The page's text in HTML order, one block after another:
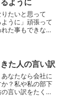
たいと思って
ように」頑張って
た事もできない
た人の言い訳
なたなら会社に
？私や私の部下
言い訳をたくさ